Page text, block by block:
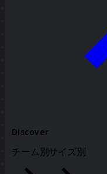
Discover
チーム別 サイズ別